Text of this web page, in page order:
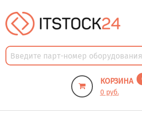
КОРЗИНА
0 руб.